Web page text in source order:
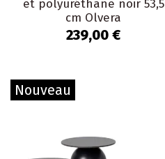
et polyuréthane noir 53,5
cm Olvera
239,00 €
Nouveau